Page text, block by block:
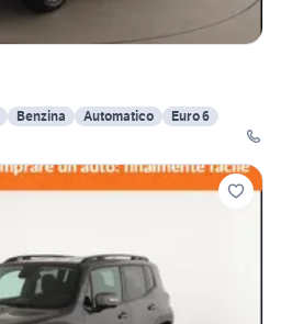
Benzina Automatico
Euro 6